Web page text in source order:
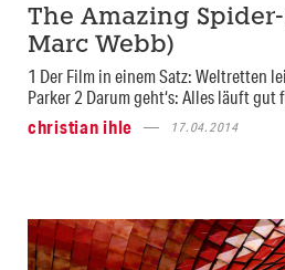
The Amazing Spider-
Marc Webb)
1 Der Film in einem Satz: Weltretten
Parker 2 Darum geht‘s: Alles läuft gut
christian ihle
17.04.2014